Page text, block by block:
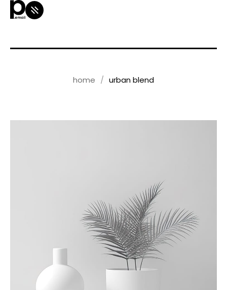
home urban blend